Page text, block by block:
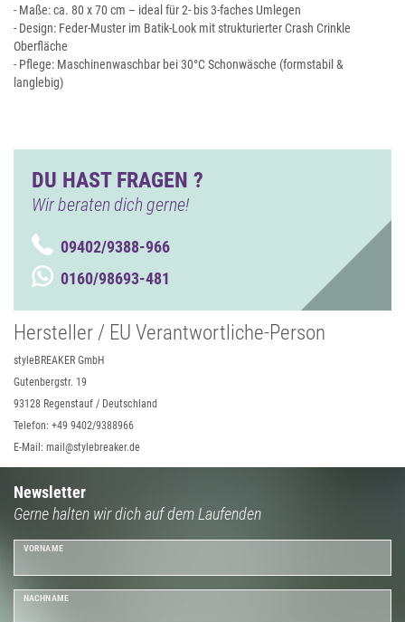
- Maße: ca. 80 x 70 cm – ideal für 2- bis 3-faches Umlegen
- Design: Feder-Muster im Batik-Look mit strukturierter Crash Crinkle
Oberfläche
- Pflege: Maschinenwaschbar bei 30°C Schonwäsche (formstabil &
langlebig)
DU HAST FRAGEN ?
Wir beraten dich gerne!
09402/9388-966
0160/98693-481
Hersteller / EU Verantwortliche-Person
styleBREAKER GmbH
Gutenbergstr. 19
93128 Regenstauf / Deutschland
Telefon: +49 9402/9388966
E-Mail: mail@stylebreaker.de
Newsletter
Gerne halten wir dich auf dem Laufenden
VORNAME
NACHNAME